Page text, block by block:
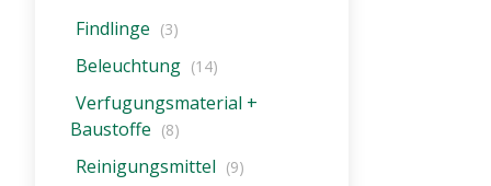
Findlinge (3)
Beleuchtung (14)
Verfugungsmaterial +
Baustoffe (8)
Reinigungsmittel (9)
Dieser Cookie speichert die
Optionen des Benutzers
Cookie
Laufzeit: